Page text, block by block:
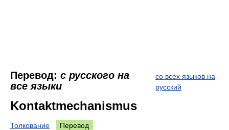
Перевод: с русского на
все языки
со всех языков на
русский
Kontaktmechanismus
Толкование Перевод